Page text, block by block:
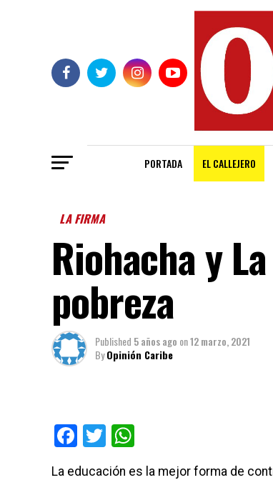
PORTADA EL CALLEJERO
LA FIRMA
Riohacha y
pobreza
Published 5 años ago on12 marzo, 2021
ByOpinión Caribe
Facebook
Twitter
La educación es la mejor forma de